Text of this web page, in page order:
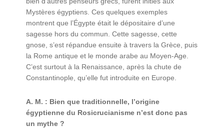
Mystères égyptiens. Ces quelques exemples
montrent que l’Égypte était le dépositaire d’une
sagesse hors du commun. Cette sagesse, cette
gnose, s’est répandue ensuite à travers la Grèce, puis
la Rome antique et le monde arabe au Moyen-Age.
C’est surtout à la Renaissance, après la chute de
Constantinople, qu’elle fut introduite en Europe.
A. M. : Bien que traditionnelle, l’origine
égyptienne du Rosicrucianisme n’est donc pas
un mythe ?